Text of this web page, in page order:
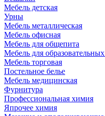
Мебель детская
Урны
Мебель металлическая
Мебель офисная
Мебель для общепита
Мебель для
Мебель торговая
Постельное белье
Мебель медицинская
Фурнитура
Профессиональная химия
Япрочее химия